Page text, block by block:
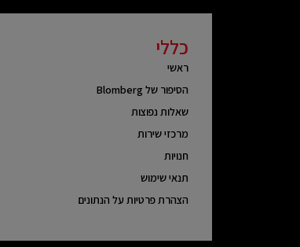
כללי
ראשי
הסיפור של Blomberg
שאלות נפוצות
מרכזי שירות
חנויות
תנאי שימוש
הצהרת פרטיות על הנתונים